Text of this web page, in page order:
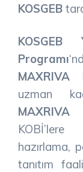
KOSGEB
Programı
MAXRIVA
uzman
MAXRIVA
hazırlama,
tanıtım